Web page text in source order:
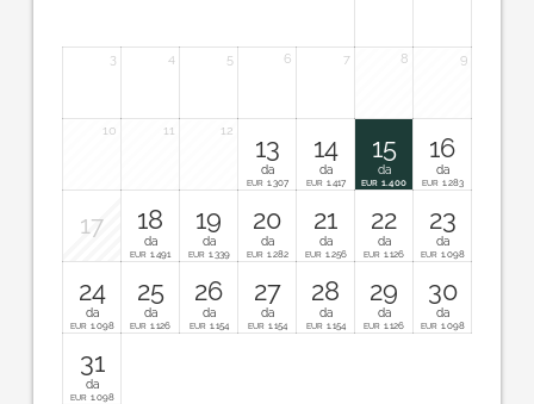
3 4 5 6 7 8 9
10 11 12
13
da
EUR 1.307
14
da
EUR 1.417
15
da
EUR 1.400
16
da
EUR 1.283
17 18
da
EUR 1.491
19
da
EUR 1.339
20
da
EUR 1.282
21
da
EUR 1.256
22
da
EUR 1.126
23
da
EUR 1.098
24
da
EUR 1.098
25
da
EUR 1.126
26
da
EUR 1.154
27
da
EUR 1.154
28
da
EUR 1.154
29
da
EUR 1.126
30
da
EUR 1.098
31
da
EUR 1.098